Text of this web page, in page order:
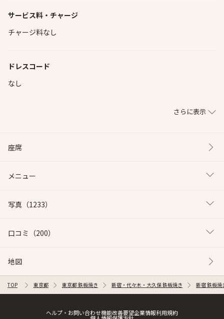
サービス料・チャージ
チャージ料なし
ドレスコード
なし
さらに表示
座席
メニュー
写真 （1233）
口コミ （200）
地図
TOP 東京都 東京都 鉄板焼き 新宿・代々木・大久保 鉄板焼き 新宿 鉄板焼
ヘルプ・お問い合わせ機能改善要望企業情報利用規約